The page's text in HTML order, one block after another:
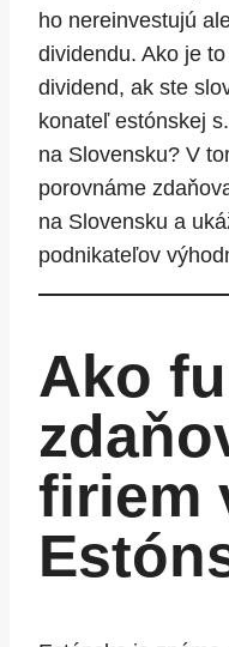
ho nereinvestujú
dividendu. Ako je
dividend, ak ste
konateľ estónskej
na Slovensku? V
porovnáme
na Slovensku a
podnikateľov
Ako
firiem